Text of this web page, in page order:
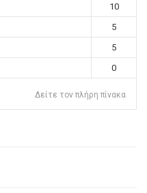
10
5
5
0
Δείτε τον πλήρη πίνακα